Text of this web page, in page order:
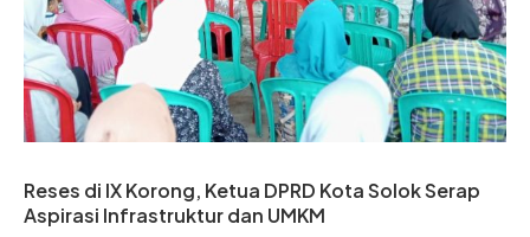
Reses di IX Korong, Ketua DPRD Kota Solok Serap
Aspirasi Infrastruktur dan UMKM